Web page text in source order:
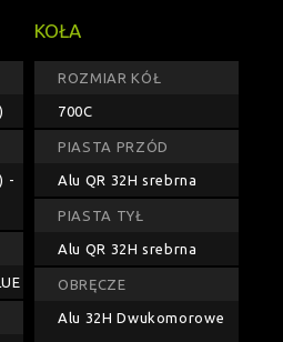
-
KOŁA
ROZMIAR KÓŁ
700C
PIASTA PRZÓD
Alu QR 32H srebrna
PIASTA TYŁ
Alu QR 32H srebrna
OBRĘCZE
Alu 32H Dwukomorowe